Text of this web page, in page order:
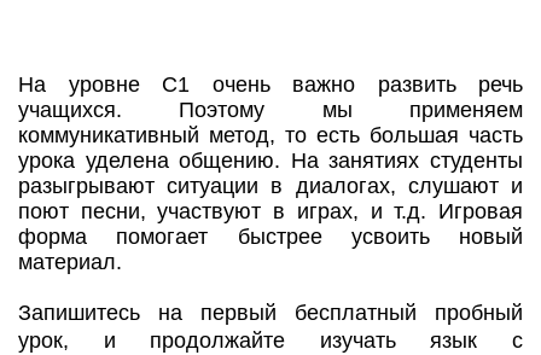
На уровне С1 очень важно развить речь
учащихся. Поэтому мы применяем
коммуникативный метод, то есть большая часть
урока уделена общению. На занятиях студенты
разыгрывают ситуации в диалогах, слушают и
поют песни, участвуют в играх, и т.д. Игровая
форма помогает быстрее усвоить новый
материал.
Запишитесь на первый бесплатный пробный
урок, и продолжайте изучать язык с